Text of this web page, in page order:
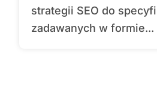
strategii SEO do
zadawanych w formie...